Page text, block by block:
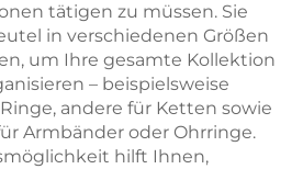
tätigen zu müssen. Sie
in verschiedenen Größen
um Ihre gesamte Kollektion
– beispielsweise
andere für Ketten sowie
Armbänder oder Ohrringe.
hilft Ihnen,